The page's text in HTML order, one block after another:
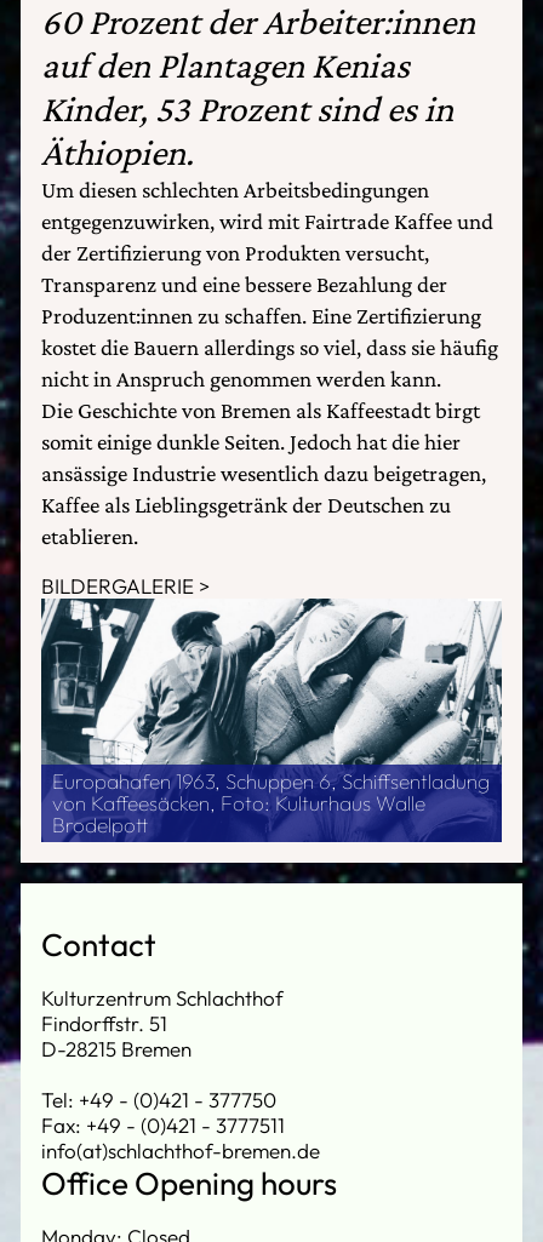
60 Prozent der Arbeiter:innen
auf den Plantagen Kenias
Kinder, 53 Prozent sind es in
Äthiopien.
Um diesen schlechten Arbeitsbedingungen
entgegenzuwirken, wird mit Fairtrade Kaffee und
der Zertifizierung von Produkten versucht,
Transparenz und eine bessere Bezahlung der
Produzent:innen zu schaffen. Eine Zertifizierung
kostet die Bauern allerdings so viel, dass sie häufig
nicht in Anspruch genommen werden kann.
Die Geschichte von Bremen als Kaffeestadt birgt
somit einige dunkle Seiten. Jedoch hat die hier
ansässige Industrie wesentlich dazu beigetragen,
Kaffee als Lieblingsgetränk der Deutschen zu
etablieren.
BILDERGALERIE
Europahafen 1963, Schuppen 6, Schiffsentladung
von Kaffeesäcken, Foto: Kulturhaus Walle
Brodelpott
Contact
Kulturzentrum Schlachthof
Findorffstr. 51
D-28215 Bremen
Tel: +49 - (0)421 - 377750
Fax: +49 - (0)421 - 3777511
info(at)schlachthof-bremen.de
Office Opening hours
Monday: Closed